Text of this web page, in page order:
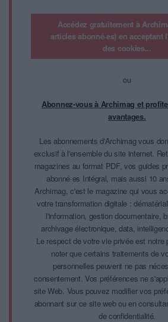
Accédez gratuitement à
articles abonné·es) en acceptant
des cookies...
ou
Abonnez-vous à Archimag et
avantages.
Les abonnements d'Archimag vous
exclusif à l'ensemble du site internet.
magazines au format PDF, vos guides
abonné·es Intégral, mais aussi 10
Archimag, c'est le magazine qui vous
votre transformation digitale :
l'information, gestion documentaire,
archivage électronique, data,
Le respect de votre vie privée est notre
noter que certains traitements de
personnelles peuvent ne pas
consentement. Vos préférences ne
site Web. Vous pouvez modifier vos
abonnant sur ce site web ou en
de confidentialité.